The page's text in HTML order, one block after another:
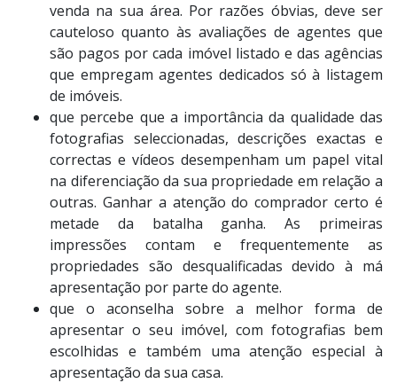
venda na sua área. Por razões óbvias, deve ser
cauteloso quanto às avaliações de agentes que
são pagos por cada imóvel listado e das agências
que empregam agentes dedicados só à listagem
de imóveis.
que percebe que a importância da qualidade das
fotografias seleccionadas, descrições exactas e
correctas e vídeos desempenham um papel vital
na diferenciação da sua propriedade em relação a
outras. Ganhar a atenção do comprador certo é
metade da batalha ganha. As primeiras
impressões contam e frequentemente as
propriedades são desqualificadas devido à má
apresentação por parte do agente.
que o aconselha sobre a melhor forma de
apresentar o seu imóvel, com fotografias bem
escolhidas e também uma atenção especial à
apresentação da sua casa.